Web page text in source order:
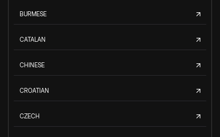
BURMESE
CATALAN
CHINESE
CROATIAN
CZECH